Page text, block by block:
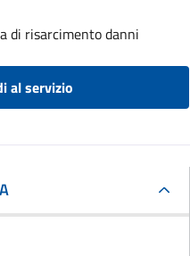
di risarcimento danni
al servizio